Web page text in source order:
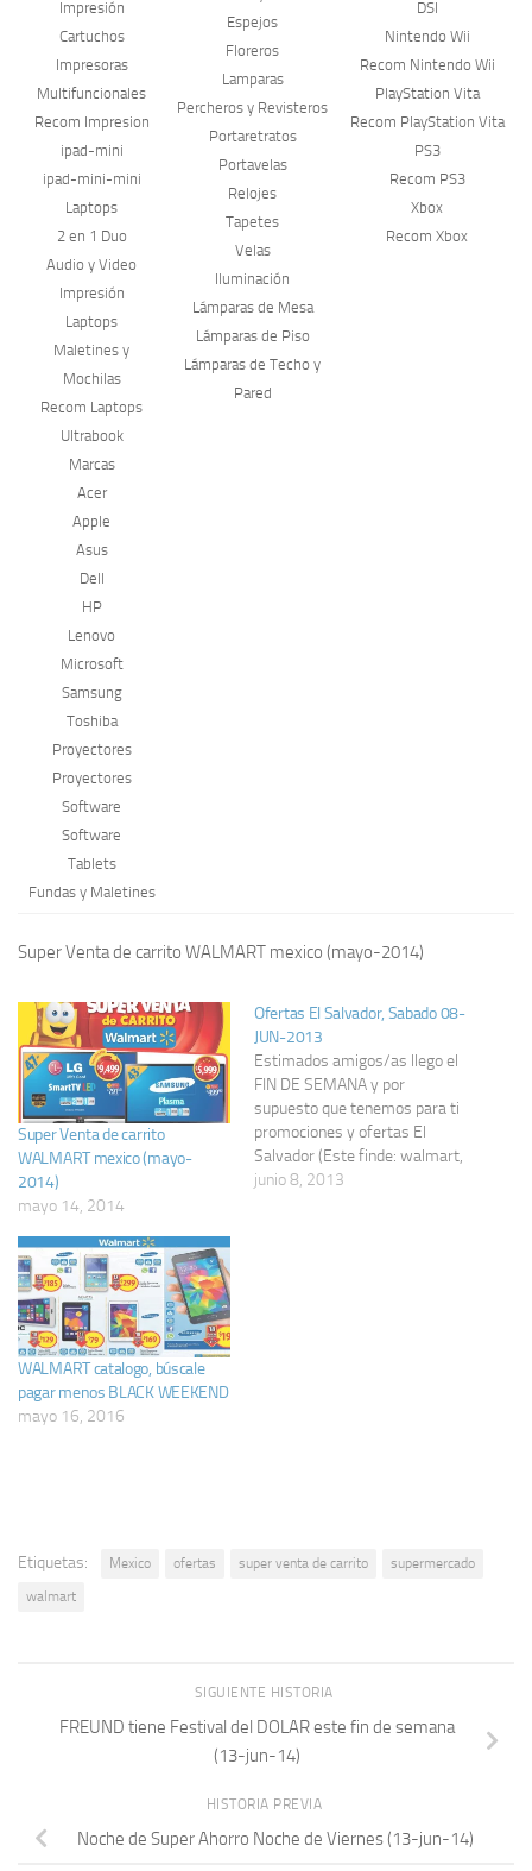
Impresión
Cartuchos
Impresoras
Multifuncionales
Recom Impresion
ipad-mini
ipad-mini-mini
Laptops
2 en 1 Duo
Audio y Video
Impresión
Laptops
Maletines y
Mochilas
Recom Laptops
Ultrabook
Marcas
Acer
Apple
Asus
Dell
HP
Lenovo
Microsoft
Samsung
Toshiba
Proyectores
Proyectores
Software
Software
Tablets
Fundas y Maletines
Espejos
Floreros
Lamparas
Percheros y Revisteros
Portaretratos
Portavelas
Relojes
Tapetes
Velas
Iluminación
Lámparas de Mesa
Lámparas de Piso
Lámparas de Techo y
Pared
DSI
Nintendo Wii
Recom Nintendo Wii
PlayStation Vita
Recom PlayStation Vita
PS3
Recom PS3
Xbox
Recom Xbox
Super Venta de carrito WALMART mexico (mayo-2014)
Super Venta de carrito
WALMART mexico (mayo-
2014)
mayo 14, 2014
Ofertas El Salvador, Sabado 08-
JUN-2013
Estimados amigos/as llego el
FIN DE SEMANA y por
supuesto que tenemos para ti
promociones y ofertas El
Salvador (Este finde: walmart,
digicel, super selectos, tigo,
junio 8, 2013
WALMART catalogo, búscale
pagar menos BLACK WEEKEND
mayo 16, 2016
Etiquetas: Mexico ofertas super venta de carrito
supermercado
walmart
SIGUIENTE HISTORIA
FREUND tiene Festival del DOLAR este fin de semana
(13-jun-14)
HISTORIA PREVIA
Noche de Super Ahorro Noche de Viernes (13-jun-14)